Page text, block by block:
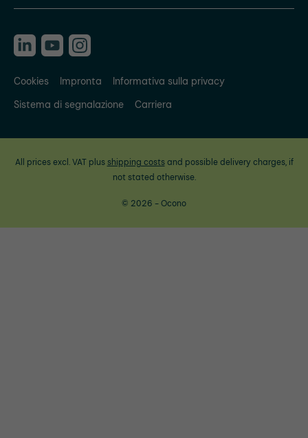
Cookies Impronta
Informativa sulla privacy
Sistema di segnalazione
Carriera
All prices excl. VAT plus shipping costsand possible delivery charges, if
not stated otherwise.
© 2026 - Ocono